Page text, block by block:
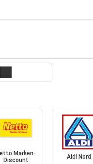
Marken-
Discount
Aldi Nord